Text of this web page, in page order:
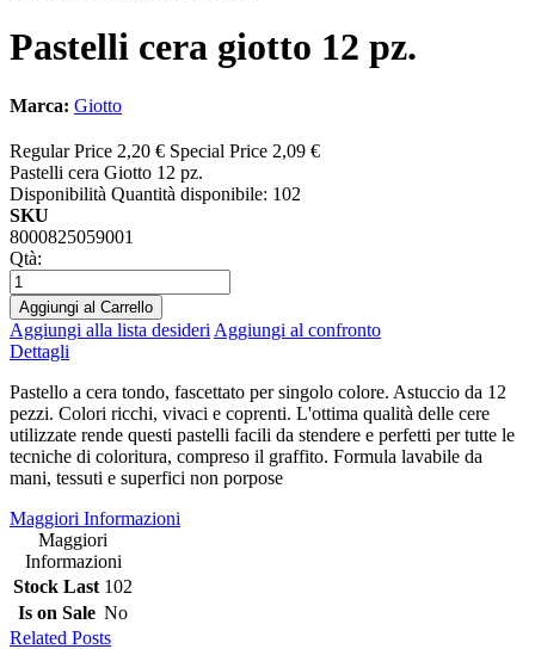
Pastelli cera giotto 12 pz.
Marca: Giotto
Regular Price 2,20 € Special Price 2,09 €
Pastelli cera Giotto 12 pz.
Disponibilità Quantità disponibile: 102
SKU
8000825059001
Qtà:
Aggiungi al Carrello
Aggiungi alla lista desideri Aggiungi al confronto
Dettagli
Pastello a cera tondo, fascettato per singolo colore. Astuccio da 12
pezzi. Colori ricchi, vivaci e coprenti. L'ottima qualità delle cere
utilizzate rende questi pastelli facili da stendere e perfetti per tutte le
tecniche di coloritura, compreso il graffito. Formula lavabile da
mani, tessuti e superfici non porpose
Maggiori Informazioni
Maggiori
Informazioni
Stock Last 102
Is on Sale No
Related Posts